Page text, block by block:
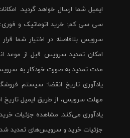
ایمیل شما ارسال خواهد گردید.
سی سی کم: خرید اتوماتیک و فوری:
سرویس بلافاصله در اختیار شما
امکان تمدید سرویس قبل از موعد
مدت تمدید به صورت خودکار به
مهلت سرویس، از طریق ایمیل تاریخ
یادآوری می‌کند. مشاهده جزئیات
جزئیات خرید و سرویس‌های تمدید